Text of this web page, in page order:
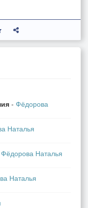
- Фёдорова
Наталья
Фёдорова Наталья
Наталья